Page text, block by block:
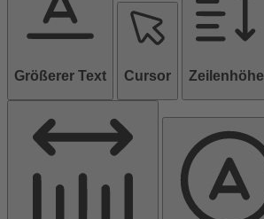
Größerer Text Cursor Zeilenhöhe